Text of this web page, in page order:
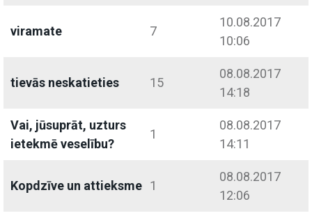
viramate 7
10.08.2017
10:06
tievās neskatieties 15
08.08.2017
14:18
Vai, jūsuprāt, uzturs
ietekmē veselību?
1
08.08.2017
14:11
Kopdzīve un attieksme 1
08.08.2017
12:06